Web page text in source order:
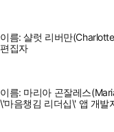
이름: 샬럿 리버만
편집자
이름: 마리아 곤잘레스
\'마음챙김 리더십\' 앱 개발